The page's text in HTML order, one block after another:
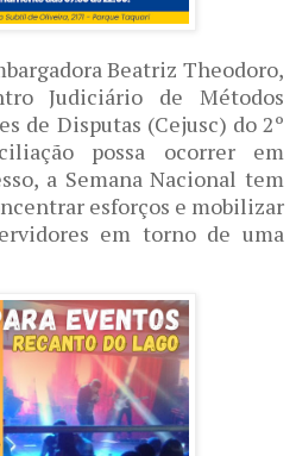
Beatriz Theodoro,
Judiciário de Métodos
de Disputas (Cejusc) do 2º
possa ocorrer em
a Semana Nacional tem
esforços e mobilizar
em torno de uma